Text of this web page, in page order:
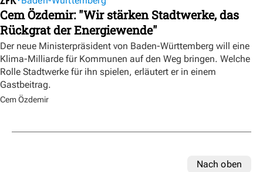
Cem Özdemir: "Wir stärken Stadtwerke, das
Rückgrat der Energiewende"
Der neue Ministerpräsident von Baden-Württemberg will eine
Klima-Milliarde für Kommunen auf den Weg bringen. Welche
Rolle Stadtwerke für ihn spielen, erläutert er in einem
Gastbeitrag.
Cem Özdemir
Nach oben